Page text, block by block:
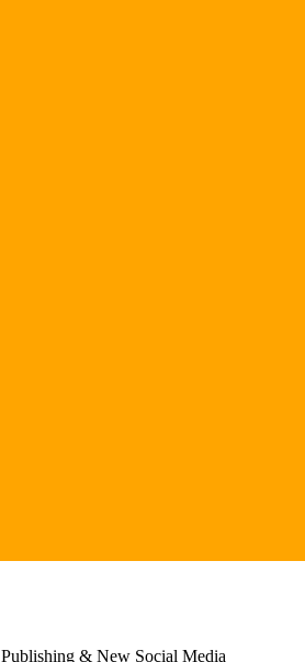
& New Social Media